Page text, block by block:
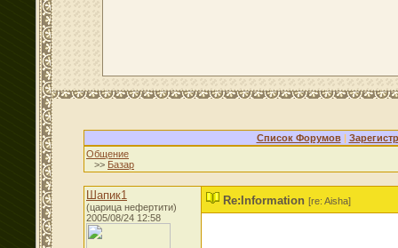
Список Форумов|
Общение
>> Базар
Шапик1
(царица нефертити)
2005/08/24 12:58
Re:Information [re: Aisha]